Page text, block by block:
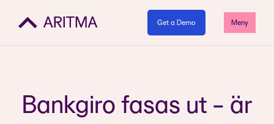
Get a Demo Meny
Bankgiro fasas ut - är